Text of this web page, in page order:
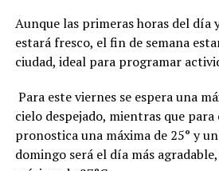
Aunque las primeras horas del día
estará fresco, el fin de semana
ciudad, ideal para programar
Para este viernes se espera una
cielo despejado, mientras que para
pronostica una máxima de 25° y
domingo será el día más